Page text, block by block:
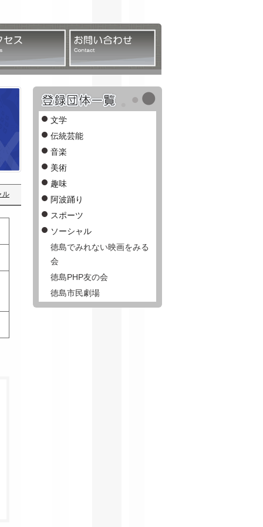
内 アクセス
カルチャーインデックス ジャンル別
ル
文学
伝統芸能
音楽
美術
趣味
阿波踊り
スポーツ
ソーシャル
徳島でみれない映画をみる
会
徳島PHP友の会
徳島市民劇場